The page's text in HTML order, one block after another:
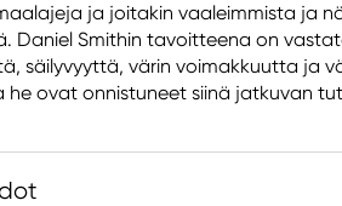
ja joitakin vaaleimmista ja
Daniel Smithin tavoitteena on
säilyvyyttä, värin voimakkuutta ja
he ovat onnistuneet siinä jatkuvan